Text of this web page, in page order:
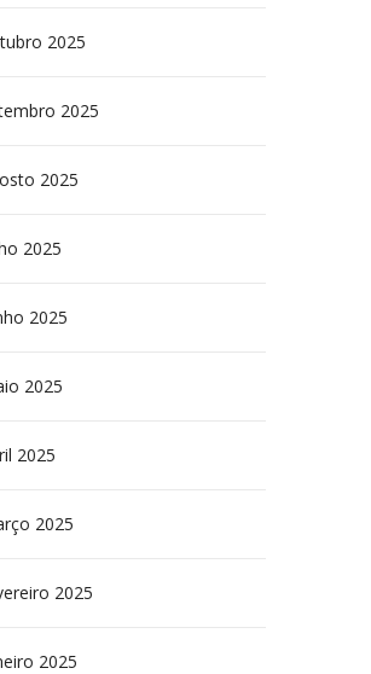
2025
2025
2025
2025
2025
2025
2025
2025
2025
2025